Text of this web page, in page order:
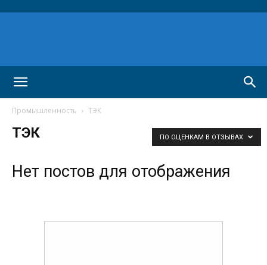
Промышленность ТЭК
ТЭК ПО ОЦЕНКАМ В ОТЗЫВАХ
Нет постов для отображения